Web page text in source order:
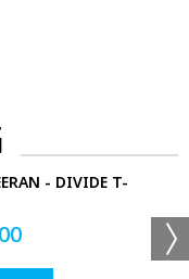
- DIVIDE T-